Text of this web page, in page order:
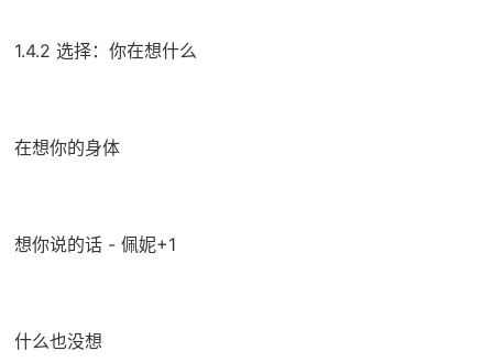
1.4.2 选择：你在想什么
在想你的身体
想你说的话 - 佩妮+1
什么也没想